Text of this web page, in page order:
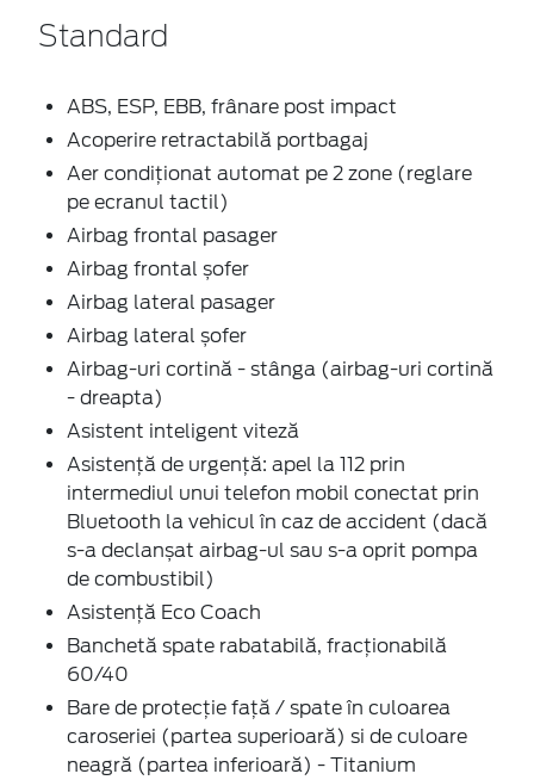
Standard
ABS, ESP, EBB, frânare post impact
Acoperire retractabilă portbagaj
Aer condiționat automat pe 2 zone (reglare
pe ecranul tactil)
Airbag frontal pasager
Airbag frontal șofer
Airbag lateral pasager
Airbag lateral șofer
Airbag-uri cortină - stânga (airbag-uri cortină
- dreapta)
Asistent inteligent viteză
Asistență de urgență: apel la 112 prin
intermediul unui telefon mobil conectat prin
Bluetooth la vehicul în caz de accident (dacă
s-a declanșat airbag-ul sau s-a oprit pompa
de combustibil)
Asistență Eco Coach
Banchetă spate rabatabilă, fracționabilă
60/40
Bare de protecție față / spate în culoarea
caroseriei (partea superioară) si de culoare
neagră (partea inferioară) - Titanium